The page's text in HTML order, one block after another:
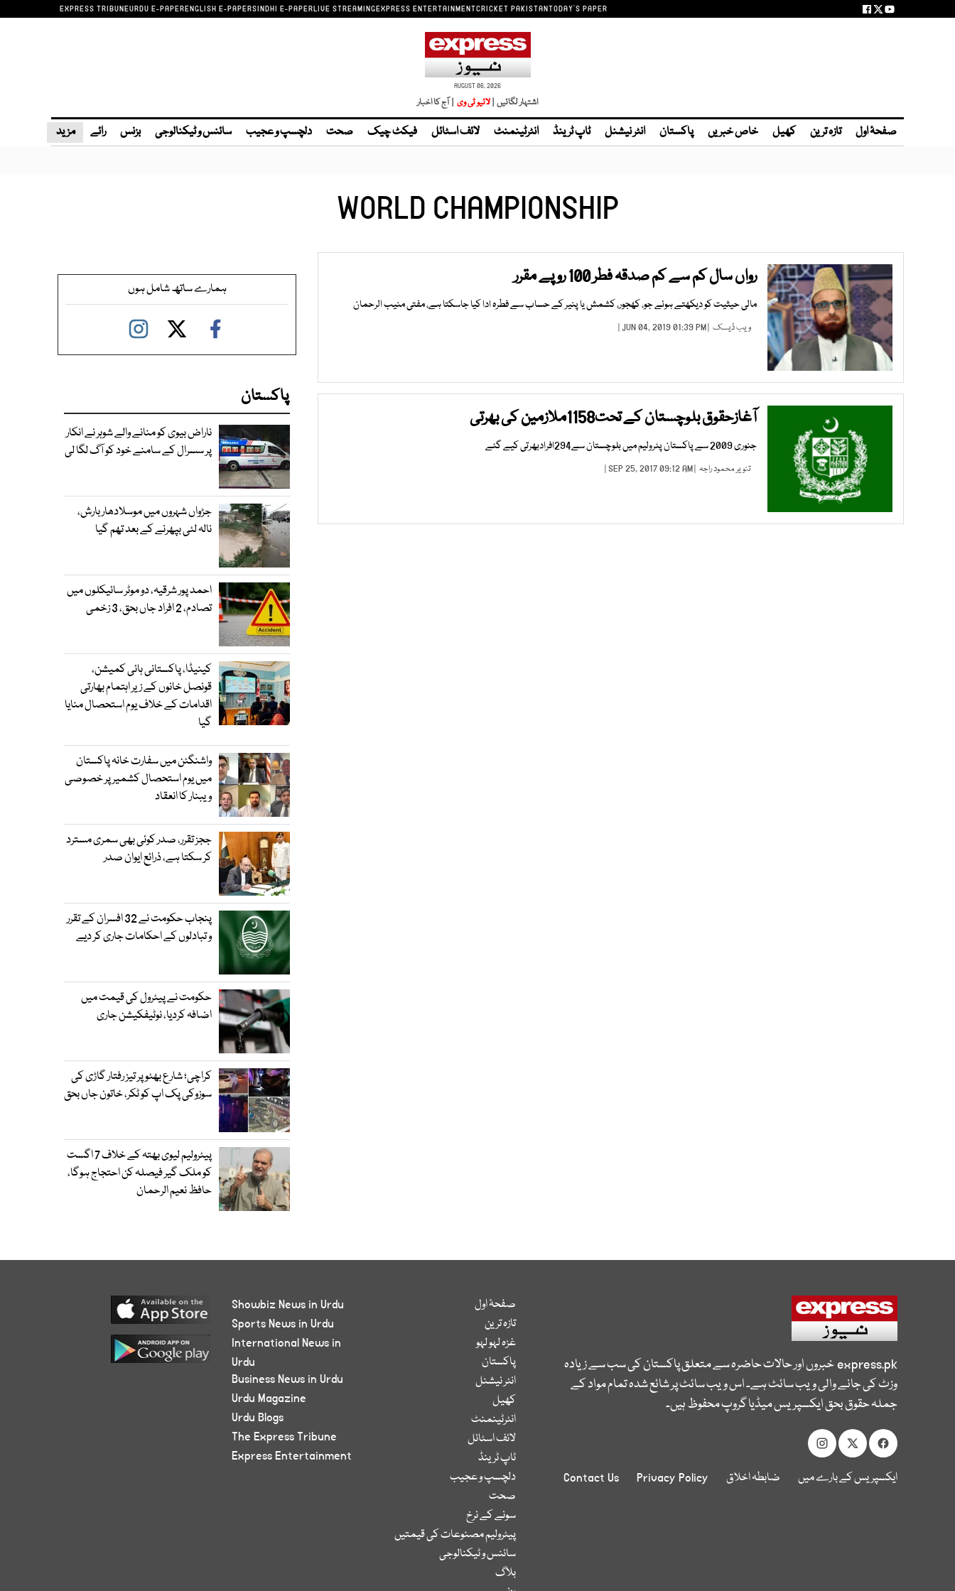
EXPRESS TRIBUNEURDU E-PAPERENGLISH E-PAPERSINDHI E-PAPERLIVE STREAMINGEXPRESS ENTERTAINMENTCRICKET PAKISTANTODAY'S PAPER
AUGUST 06, 2026
اشتہار لگائیں |لائیو ٹی وی | آج کا اخبار
صفحۂ اول تازہ ترین کھیل خاص خبریں پاکستان انٹر نیشنل ٹاپ ٹرینڈ انٹرٹینمنٹ لائف اسٹائل فیکٹ چیک صحت دلچسپ و عجیب سائنس و ٹیکنالوجی بزنس رائے مزید
WORLD CHAMPIONSHIP
رواں سال کم سے کم صدقہ فطر 100 روپے مقرر
مالی حیثیت کو دیکھتے ہوئے جو، کھجور، کشمش یا پنیر کے حساب سے فطرہ ادا کیا جاسکتا ہے، مفتی منیب الرحمان
ویب ڈیسک | JUN 04, 2019 01:39 PM |
آغازحقوق بلوچستان کے تحت1158ملازمین کی بھرتی
جنوری 2009 سے پاکستان پٹرولیم میں بلوچستان سے294افرادبھرتی کیے گئے
تنویر محمود راجہ | SEP 25, 2017 09:12 AM |
ہمارے ساتھ شامل ہوں
پاکستان
ناراض بیوی کو منانے والے شوہر نے انکار
پر سسرال کے سامنے خود کو آگ لگا لی
جڑواں شہروں میں موسلادھار بارش،
نالہ لئی بپھرنے کے بعد تھم گیا
احمد پور شرقیہ، دو موٹر سائیکلوں میں
تصادم، 2 افراد جاں بحق، 3 زخمی
کینیڈا، پاکستانی ہائی کمیشن،
قونصل خانوں کے زیر اہتمام بھارتی
اقدامات کے خلاف یوم استحصال منایا
گیا
واشنگٹن میں سفارت خانہ پاکستان
میں یوم استحصال کشمیر پر خصوصی
ویبنار کا انعقاد
ججز تقرر، صدر کوئی بھی سمری مسترد
کر سکتا ہے، ذرائع ایوان صدر
پنجاب حکومت نے 32 افسران کے تقرر
و تبادلوں کے احکامات جاری کر دیے
حکومت نے پیٹرول کی قیمت میں
اضافہ کردیا، نوٹیفکیشن جاری
کراچی؛ شارع بھٹو پر تیز رفتار گاڑی کی
سوزوکی پک اپ کو ٹکر، خاتون جاں بحق
پیٹرولیم لیوی بھتہ کے خلاف 7 اگست
کو ملک گیر فیصلہ کن احتجاج ہوگا،
حافظ نعیم الرحمان
express.pkخبروں اور حالات حاضرہ سے متعلق پاکستان کی سب سے زیادہ
وزٹ کی جانے والی ویب سائٹ ہے۔ اس ویب سائٹ پر شائع شدہ تمام مواد کے
جملہ حقوق بحق ایکسپریس میڈیا گروپ محفوظ ہیں۔
ایکسپریس کے بارے میں ضابطہ اخلاق Privacy Policy
Contact Us
صفحۂ اول
تازہ ترین
غزہ لہو لہو
پاکستان
انٹر نیشنل
کھیل
انٹرٹینمنٹ
لائف اسٹائل
ٹاپ ٹرینڈ
دلچسپ و عجیب
صحت
سونے کے نرخ
پیٹرولیم مصنوعات کی قیمتیں
سائنس و ٹیکنالوجی
بلاگ
Showbiz News in Urdu
Sports News in Urdu
International News in
Urdu
Business News in Urdu
Urdu Magazine
Urdu Blogs
The Express Tribune
Express Entertainment